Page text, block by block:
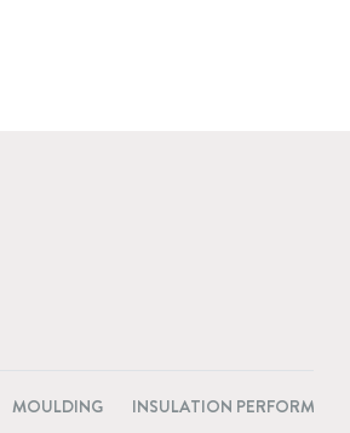
MOULDING INSULATION PERFORMANCE